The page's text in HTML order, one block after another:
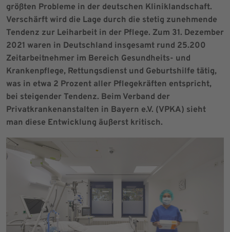
größten Probleme in der deutschen Kliniklandschaft.
Verschärft wird die Lage durch die stetig zunehmende
Tendenz zur Leiharbeit in der Pflege. Zum 31. Dezember
2021 waren in Deutschland insgesamt rund 25.200
Zeitarbeitnehmer im Bereich Gesundheits- und
Krankenpflege, Rettungsdienst und Geburtshilfe tätig,
was in etwa 2 Prozent aller Pflegekräften entspricht,
bei steigender Tendenz. Beim Verband der
Privatkrankenanstalten in Bayern e.V. (VPKA) sieht
man diese Entwicklung äußerst kritisch.